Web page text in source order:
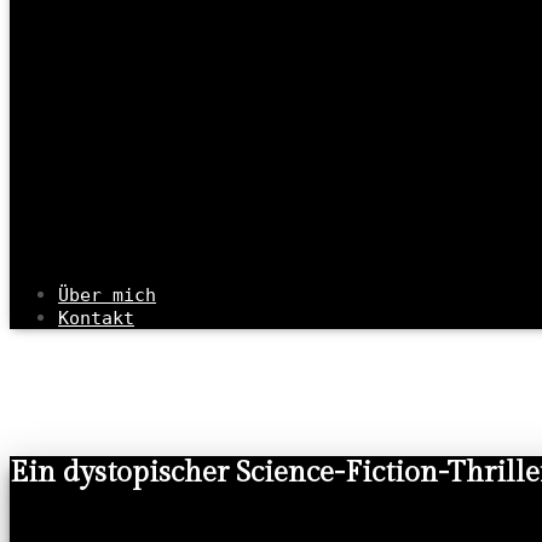
Über mich
Kontakt
Ein dystopischer Science-Fiction-